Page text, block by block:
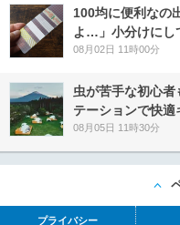
100均に便利なの
よ…」小分けにし
08月02日 11時00分
虫が苦手な初心
テーションで快適
08月05日 11時30分
プライバシー